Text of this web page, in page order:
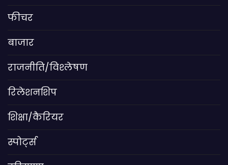
फीचर
बाजार
राजनीति/विश्लेषण
रिलेशनशिप
शिक्षा/कैरियर
स्पोर्ट्स